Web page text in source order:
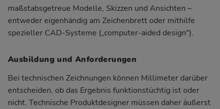
maßstabsgetreue Modelle, Skizzen und Ansichten –
entweder eigenhändig am Zeichenbrett oder mithilfe
spezieller CAD-Systeme („computer-aided design").
Ausbildung und Anforderungen
Bei technischen Zeichnungen können Millimeter darüber
entscheiden, ob das Ergebnis funktionstüchtig ist oder
nicht. Technische Produktdesigner müssen daher äußerst